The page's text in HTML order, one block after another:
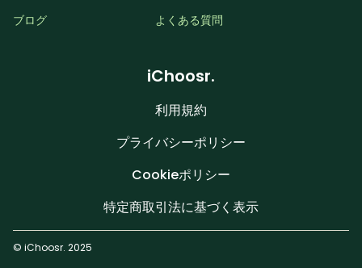
ブログ よくある質問
iChoosr.
利用規約
プライバシーポリシー
Cookieポリシー
特定商取引法に基づく表示
© iChoosr. 2025